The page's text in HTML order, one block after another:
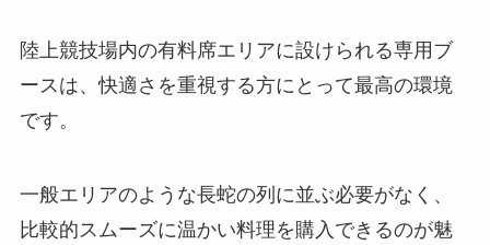
陸上競技場内の有料席エリアに設けられる専用ブ
ースは、快適さを重視する方にとって最高の環境
です。
一般エリアのような長蛇の列に並ぶ必要がなく、
比較的スムーズに温かい料理を購入できるのが魅